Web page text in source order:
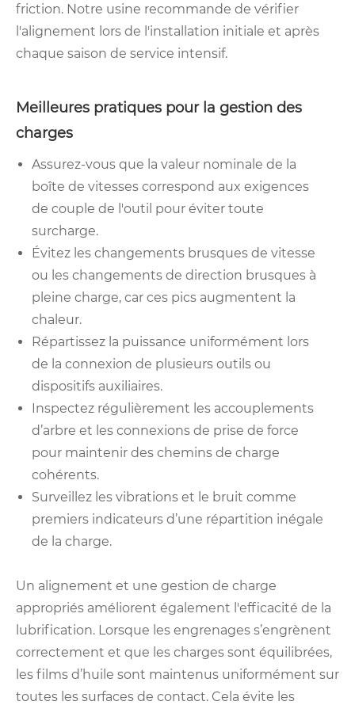
friction. Notre usine recommande de vérifier
l'alignement lors de l'installation initiale et après
chaque saison de service intensif.
Meilleures pratiques pour la gestion des
charges
Assurez-vous que la valeur nominale de la
boîte de vitesses correspond aux exigences
de couple de l'outil pour éviter toute
surcharge.
Évitez les changements brusques de vitesse
ou les changements de direction brusques à
pleine charge, car ces pics augmentent la
chaleur.
Répartissez la puissance uniformément lors
de la connexion de plusieurs outils ou
dispositifs auxiliaires.
Inspectez régulièrement les accouplements
d’arbre et les connexions de prise de force
pour maintenir des chemins de charge
cohérents.
Surveillez les vibrations et le bruit comme
premiers indicateurs d’une répartition inégale
de la charge.
Un alignement et une gestion de charge
appropriés améliorent également l'efficacité de la
lubrification. Lorsque les engrenages s’engrènent
correctement et que les charges sont équilibrées,
les films d’huile sont maintenus uniformément sur
toutes les surfaces de contact. Cela évite les